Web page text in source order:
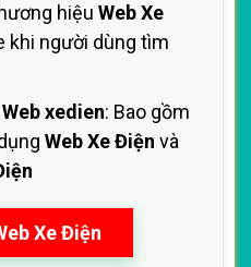
hiệu Web Xe
khi người dùng tìm
Web xedien: Bao gồm
Web Xe Điện và
Xe Điện